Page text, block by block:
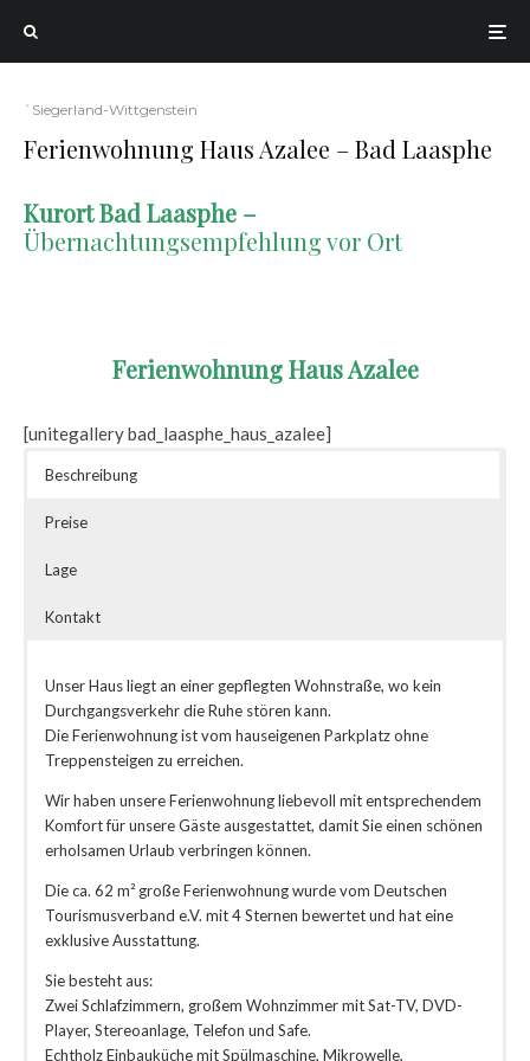
`Siegerland-Wittgenstein
Ferienwohnung Haus Azalee – Bad Laasphe
Kurort Bad Laasphe –
Übernachtungsempfehlung vor Ort
Ferienwohnung Haus Azalee
[unitegallery bad_laasphe_haus_azalee]
Beschreibung
Preise
Lage
Kontakt
Unser Haus liegt an einer gepflegten Wohnstraße, wo kein
Durchgangsverkehr die Ruhe stören kann.
Die Ferienwohnung ist vom hauseigenen Parkplatz ohne
Treppensteigen zu erreichen.
Wir haben unsere Ferienwohnung liebevoll mit entsprechendem
Komfort für unsere Gäste ausgestattet, damit Sie einen schönen
erholsamen Urlaub verbringen können.
Die ca. 62 m² große Ferienwohnung wurde vom Deutschen
Tourismusverband e.V. mit 4 Sternen bewertet und hat eine
exklusive Ausstattung.
Sie besteht aus:
Zwei Schlafzimmern, großem Wohnzimmer mit Sat-TV, DVD-
Player, Stereoanlage, Telefon und Safe.
Echtholz Einbauküche mit Spülmaschine, Mikrowelle,